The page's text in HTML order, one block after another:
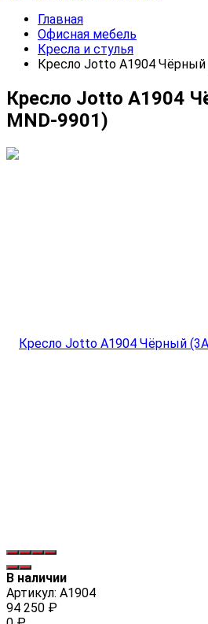
Главная
Офисная мебель
Кресла и стулья
Кресло Jotto A1904 Чёрный
Кресло Jotto A1904
MND-9901)
В наличии
Артикул: A1904
94 250 ₽